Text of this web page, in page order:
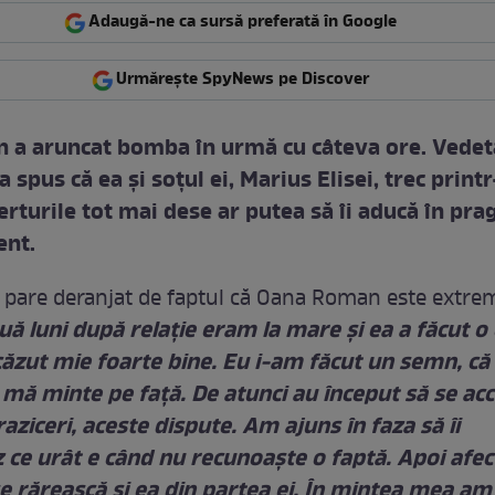
Adaugă-ne ca sursă preferată în Google
Urmărește SpyNews pe Discover
a aruncat bomba în urmă cu câteva ore.
spus că ea şi soţul ei, Marius Elisei, trec
tot mai dese ar putea să îi aducă în
deranjat de faptul că Oana Roman este
luni după relație eram la mare și ea a făcut o
mie foarte bine. Eu i-am făcut un semn, că
minte pe față. De atunci au început să se
aceste dispute. Am ajuns în faza să îi
urât e când nu recunoaște o faptă. Apoi